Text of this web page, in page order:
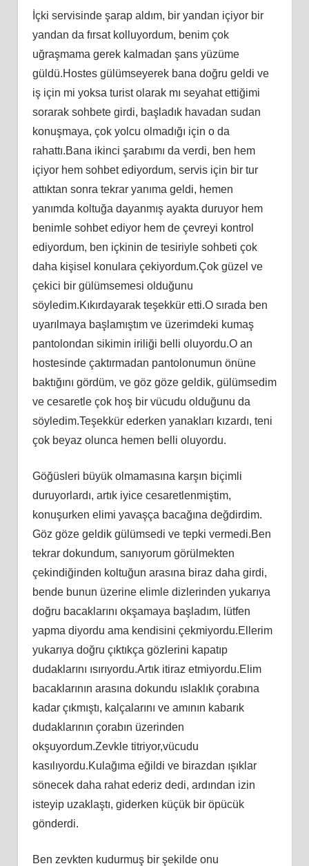
İçki servisinde şarap aldım, bir yandan içiyor bir
yandan da fırsat kolluyordum, benim çok
uğraşmama gerek kalmadan şans yüzüme
güldü.Hostes gülümseyerek bana doğru geldi ve
iş için mi yoksa turist olarak mı seyahat ettiğimi
sorarak sohbete girdi, başladık havadan sudan
konuşmaya, çok yolcu olmadığı için o da
rahattı.Bana ikinci şarabımı da verdi, ben hem
içiyor hem sohbet ediyordum, servis için bir tur
attıktan sonra tekrar yanıma geldi, hemen
yanımda koltuğa dayanmış ayakta duruyor hem
benimle sohbet ediyor hem de çevreyi kontrol
ediyordum, ben içkinin de tesiriyle sohbeti çok
daha kişisel konulara çekiyordum.Çok güzel ve
çekici bir gülümsemesi olduğunu
söyledim.Kıkırdayarak teşekkür etti.O sırada ben
uyarılmaya başlamıştım ve üzerimdeki kumaş
pantolondan sikimin iriliği belli oluyordu.O an
hostesinde çaktırmadan pantolonumun önüne
baktığını gördüm, ve göz göze geldik, gülümsedim
ve cesaretle çok hoş bir vücudu olduğunu da
söyledim.Teşekkür ederken yanakları kızardı, teni
çok beyaz olunca hemen belli oluyordu.
Göğüsleri büyük olmamasına karşın biçimli
duruyorlardı, artık iyice cesaretlenmiştim,
konuşurken elimi yavaşça bacağına değdirdim.
Göz göze geldik gülümsedi ve tepki vermedi.Ben
tekrar dokundum, sanıyorum görülmekten
çekindiğinden koltuğun arasına biraz daha girdi,
bende bunun üzerine elimle dizlerinden yukarıya
doğru bacaklarını okşamaya başladım, lütfen
yapma diyordu ama kendisini çekmiyordu.Ellerim
yukarıya doğru çıktıkça gözlerini kapatıp
dudaklarını ısırıyordu.Artık itiraz etmiyordu.Elim
bacaklarının arasına dokundu ıslaklık çorabına
kadar çıkmıştı, kalçalarını ve amının kabarık
dudaklarının çorabın üzerinden
okşuyordum.Zevkle titriyor,vücudu
kasılıyordu.Kulağıma eğildi ve birazdan ışıklar
sönecek daha rahat ederiz dedi, ardından izin
isteyip uzaklaştı, giderken küçük bir öpücük
gönderdi.
Ben zevkten kudurmuş bir şekilde onu